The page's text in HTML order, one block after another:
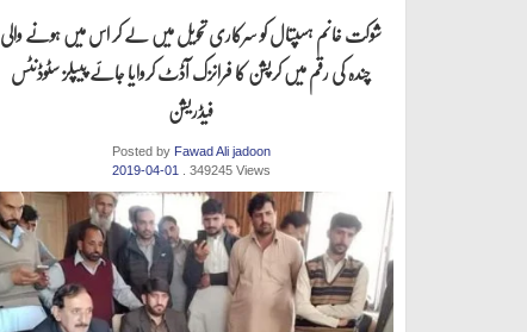
شوکت خانم ہسپتال کو سرکاری تحویل میں لے کر اس میں ہونے والی
چندہ کی رقم میں کرپشن کا فرانزک آڈٹ کروایا جائے پیپلز سٹوڈنٹس
فیڈریشن
Posted by Fawad Ali jadoon
2019-04-01
. 349245 Views